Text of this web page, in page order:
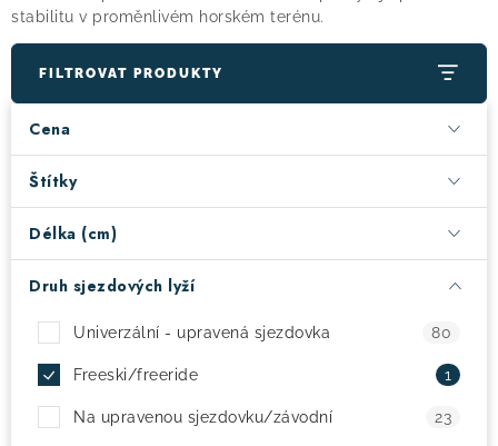
OBLEČENÍ A BOTY
DOPLŇKY
VÝPRODEJ
! Akce ! Obchodní podmínky
Testovací centrum
Půjčovna nosičů kol
stabilitu v proměnlivém horském terénu.
FILTROVAT PRODUKTY
Cena
Štítky
Délka (cm)
Druh sjezdových lyží
Univerzální - upravená sjezdovka 80
Freeski/freeride 1
Na upravenou sjezdovku/závodní 23